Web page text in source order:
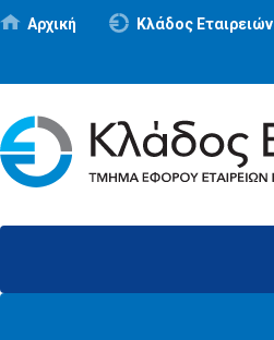
Αρχική Κλάδος Εταιρειών